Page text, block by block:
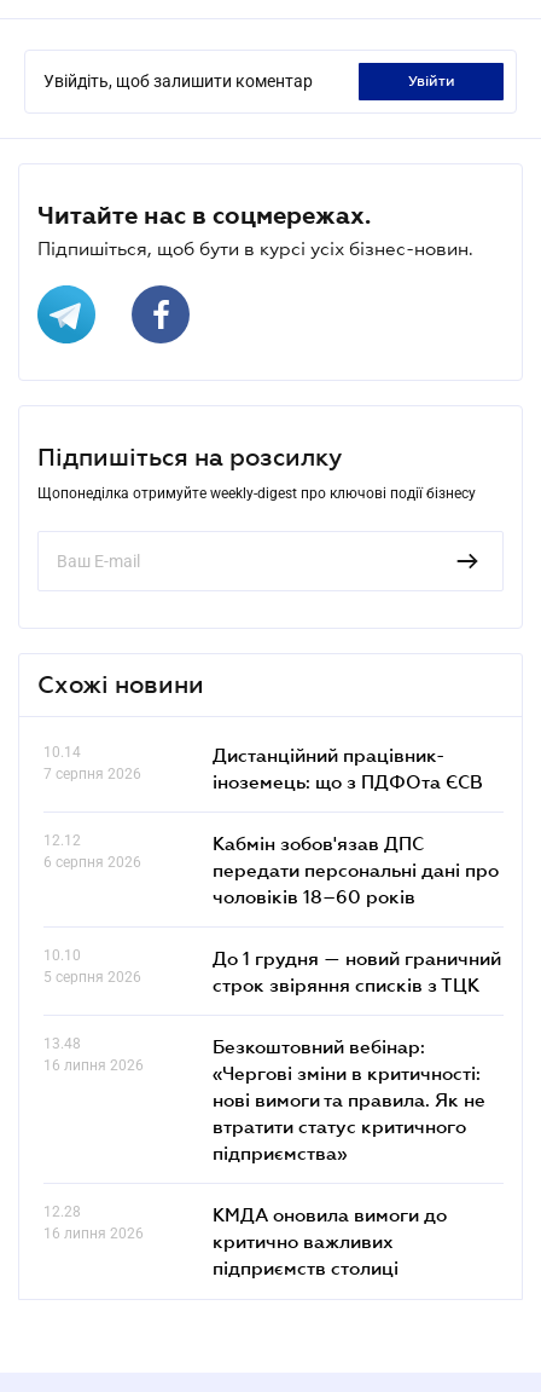
Увійдіть, щоб залишити коментар увійти
Читайте нас в соцмережах.
Підпишіться, щоб бути в курсі усіх бізнес-новин.
Підпишіться на розсилку
Щопонеділка отримуйте weekly-digest про ключові події бізнесу
Схожі новини
10.14
7 серпня 2026
Дистанційний працівник-
іноземець: що з ПДФОта ЄСВ
12.12
6 серпня 2026
Кабмін зобов'язав ДПС
передати персональні дані про
чоловіків 18–60 років
10.10
5 серпня 2026
До 1 грудня — новий граничний
строк звіряння списків з ТЦК
13.48
16 липня 2026
Безкоштовний вебінар:
«Чергові зміни в критичності:
нові вимоги та правила. Як не
втратити статус критичного
підприємства»
12.28
16 липня 2026
КМДА оновила вимоги до
критично важливих
підприємств столиці